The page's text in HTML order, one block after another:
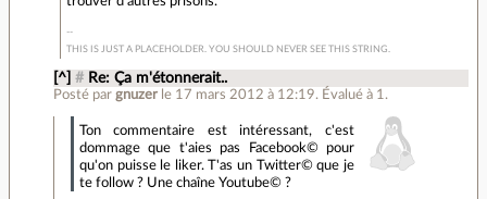
THIS IS JUST A PLACEHOLDER. YOU SHOULD NEVER SEE THIS STRING.
[^] # Re: Ça m'étonnerait..
Posté par gnuzer le 17 mars 2012 à 12:19. Évalué à 1 .
Ton commentaire est intéressant, c'est
dommage que t'aies pas Facebook© pour
qu'on puisse le liker. T'as un Twitter© que je
te follow ? Une chaîne Youtube© ?